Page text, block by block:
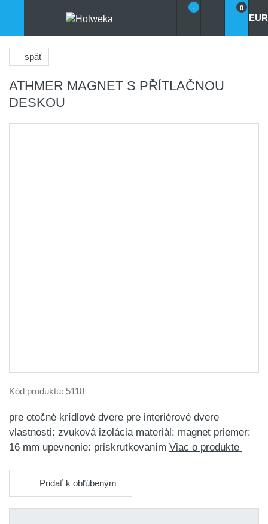
- 0
EUR
späť
ATHMER MAGNET S PŘÍTLAČNOU
DESKOU
Kód produktu: 5118
pre otočné krídlové dvere pre interiérové dvere
vlastnosti: zvuková izolácia materiál: magnet priemer:
16 mm upevnenie: priskrutkovaním Viac o produkte
Pridať k obľúbeným